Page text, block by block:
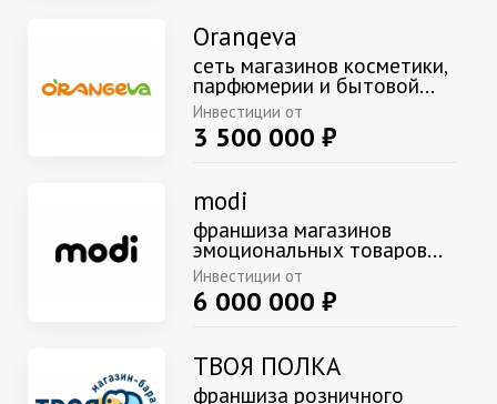
Orangeva
сеть магазинов косметики,
парфюмерии и бытовой...
Инвестиции от
3 500 000 ₽
modi
франшиза магазинов
эмоциональных товаров...
Инвестиции от
6 000 000 ₽
ТВОЯ ПОЛКА
франшиза розничного